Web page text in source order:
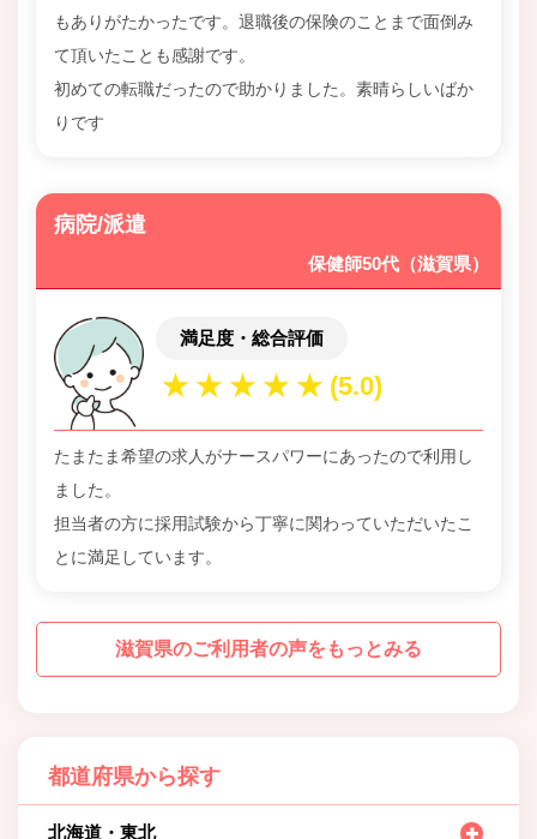
もありがたかったです。退職後の保険のことまで面倒み
て頂いたことも感謝です。
初めての転職だったので助かりました。素晴らしいばか
りです
病院/派遣
保健師50代（滋賀県）
満足度・総合評価
たまたま希望の求人がナースパワーにあったので利用し
ました。
担当者の方に採用試験から丁寧に関わっていただいたこ
とに満足しています。
滋賀県のご利用者の声をもっとみる
都道府県から探す
北海道・東北